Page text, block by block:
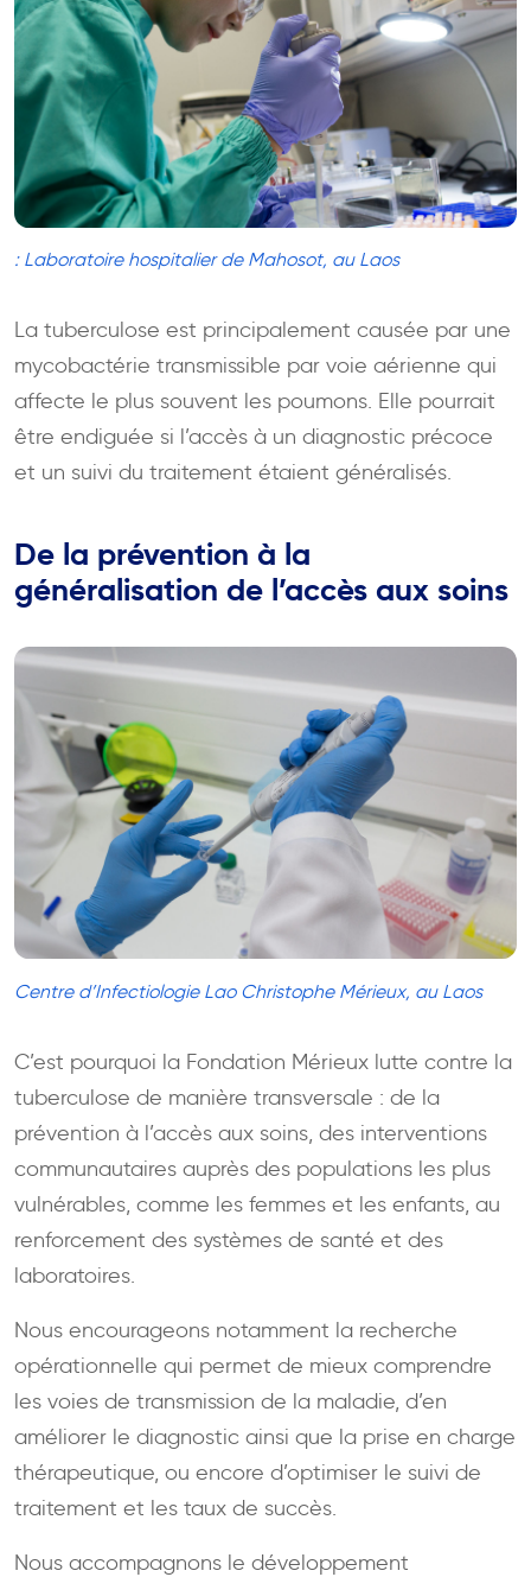
: Laboratoire hospitalier de Mahosot, au Laos
La tuberculose est principalement causée par une
mycobactérie transmissible par voie aérienne qui
affecte le plus souvent les poumons. Elle pourrait
être endiguée si l’accès à un diagnostic précoce
et un suivi du traitement étaient généralisés.
De la prévention à la
généralisation de l’accès aux soins
Centre d’Infectiologie Lao Christophe Mérieux, au Laos
C’est pourquoi la Fondation Mérieux lutte contre la
tuberculose de manière transversale : de la
prévention à l’accès aux soins, des interventions
communautaires auprès des populations les plus
vulnérables, comme les femmes et les enfants, au
renforcement des systèmes de santé et des
laboratoires.
Nous encourageons notamment la recherche
opérationnelle qui permet de mieux comprendre
les voies de transmission de la maladie, d’en
améliorer le diagnostic ainsi que la prise en charge
thérapeutique, ou encore d’optimiser le suivi de
traitement et les taux de succès.
Nous accompagnons le développement